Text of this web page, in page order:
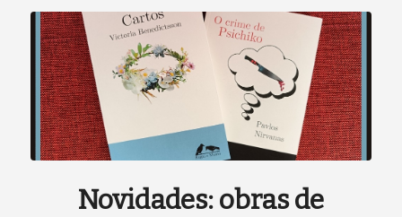
Novidades: obras de